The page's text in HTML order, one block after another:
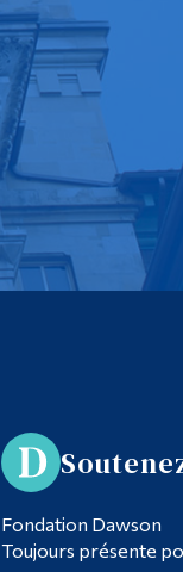
Fondation Dawson
Toujours présente